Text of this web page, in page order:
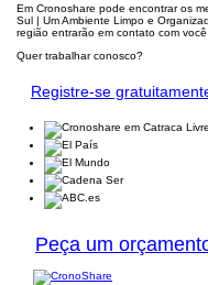
Em Cronoshare pode encontrar os
Sul | Um Ambiente Limpo e
região entrarão em contato com
Quer trabalhar conosco?
Registre-se
Peça um